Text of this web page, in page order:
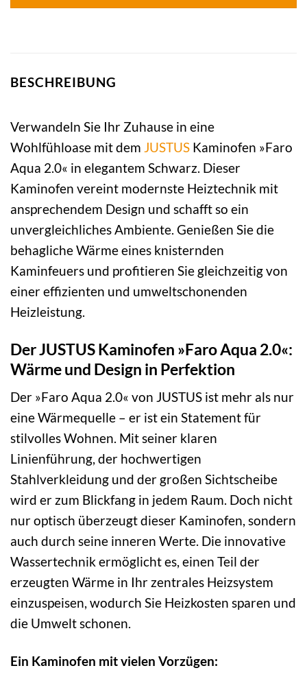
BESCHREIBUNG
Verwandeln Sie Ihr Zuhause in eine
Wohlfühloase mit dem JUSTUS Kaminofen »Faro
Aqua 2.0« in elegantem Schwarz. Dieser
Kaminofen vereint modernste Heiztechnik mit
ansprechendem Design und schafft so ein
unvergleichliches Ambiente. Genießen Sie die
behagliche Wärme eines knisternden
Kaminfeuers und profitieren Sie gleichzeitig von
einer effizienten und umweltschonenden
Heizleistung.
Der JUSTUS Kaminofen »Faro Aqua 2.0«:
Wärme und Design in Perfektion
Der »Faro Aqua 2.0« von JUSTUS ist mehr als nur
eine Wärmequelle – er ist ein Statement für
stilvolles Wohnen. Mit seiner klaren
Linienführung, der hochwertigen
Stahlverkleidung und der großen Sichtscheibe
wird er zum Blickfang in jedem Raum. Doch nicht
nur optisch überzeugt dieser Kaminofen, sondern
auch durch seine inneren Werte. Die innovative
Wassertechnik ermöglicht es, einen Teil der
erzeugten Wärme in Ihr zentrales Heizsystem
einzuspeisen, wodurch Sie Heizkosten sparen und
die Umwelt schonen.
Ein Kaminofen mit vielen Vorzügen: